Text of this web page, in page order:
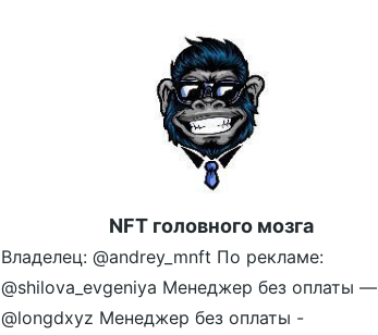
NFT головного мозга
Владелец: @andrey_mnft По рекламе:
@shilova_evgeniya Менеджер без оплаты —
@longdxyz Менеджер без оплаты -